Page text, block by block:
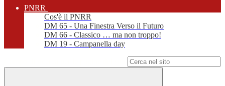
PNRR
Cos'è il PNRR
DM 65 - Una Finestra Verso il Futuro
DM 66 - Classico … ma non troppo!
DM 19 - Campanella day